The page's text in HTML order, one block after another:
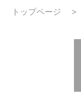
トップページ